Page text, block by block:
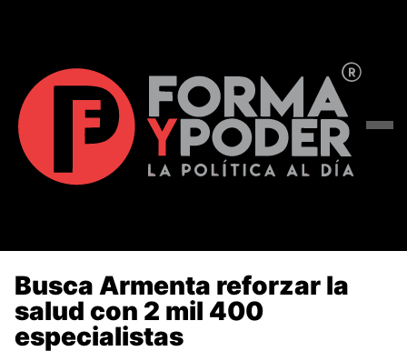
Busca Armenta reforzar la
salud con 2 mil 400
especialistas